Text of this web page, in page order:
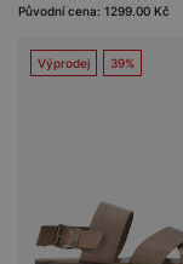
Původní cena: 1299.00 Kč
Výprodej 39%